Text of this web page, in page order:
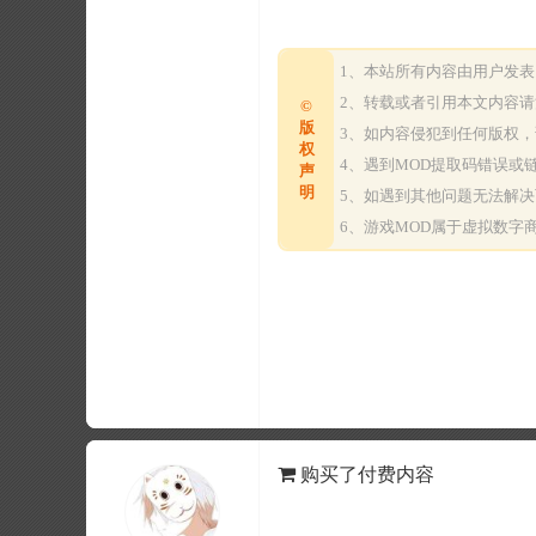
©
版
权
声
明
1、本站所有内容由用户发
2、转载或者引用本文内容
3、如内容侵犯到任何版权
4、遇到MOD提取码错误或
5、如遇到其他问题无法解
6、游戏MOD属于虚拟数字
购买了付费内容